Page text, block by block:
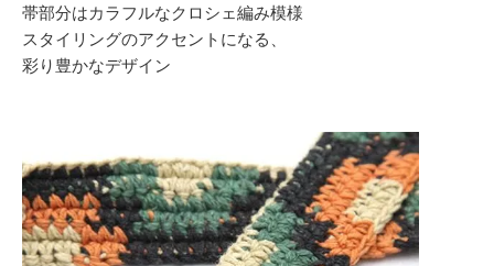
帯部分はカラフルなクロシェ編み模様
スタイリングのアクセントになる、
彩り豊かなデザイン